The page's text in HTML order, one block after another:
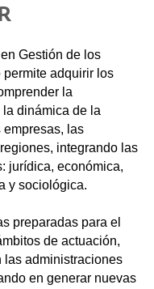
Gestión de los
adquirir los
la
dinámica de la
las
integrando las
jurídica, económica,
y sociológica.
preparadas para el
de actuación,
las administraciones
en generar nuevas